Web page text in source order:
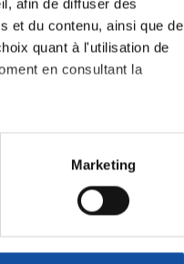
afin de diffuser des
et du contenu, ainsi que de
quant à l'utilisation de
en consultant la
mètres près
sur les cookies.
Marketing